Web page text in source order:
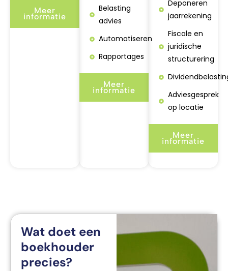
Meer
informatie
Belasting
advies
Automatiseren
Rapportages
Meer
informatie
Deponeren
jaarrekening
Fiscale en
juridische
structurering
Adviesgesprek
op locatie
Meer
informatie
Wat doet een
boekhouder
precies?